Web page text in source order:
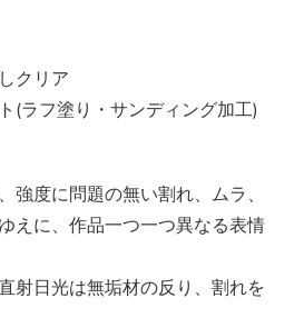
クリア
(ラフ塗り・サンディング加工)
強度に問題の無い割れ、ムラ、
えに、作品一つ一つ異なる表情
射日光は無垢材の反り、割れを